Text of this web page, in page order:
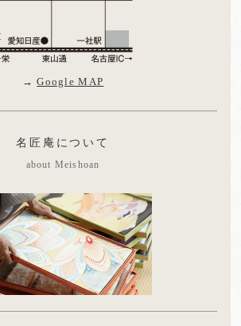
→Google MAP
名匠庵について
about Meishoan